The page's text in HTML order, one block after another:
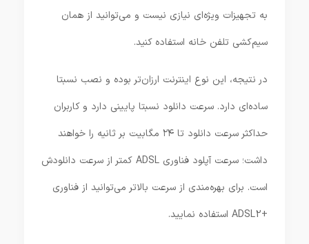
به تجهیزات ویژه‌ای نیازی نیست و می‌توانید از همان
سیم‌کشی تلفن خانه استفاده کنید.
در نتیجه، این نوع اینترنت ارزان‌تر بوده و نصب نسبتا
ساده‌ای دارد. سرعت دانلود نسبتا پایینی دارد و کاربران
حداکثر سرعت دانلود تا ۲۴ مگابیت‌ بر ثانیه را خواهند
داشت؛ سرعت آپلود فناوری ADSL کمتر از سرعت دانلودش
است. برای بهره‌مندی از سرعت بالاتر می‌توانید از فناوری
+ADSL2 استفاده نمایید.